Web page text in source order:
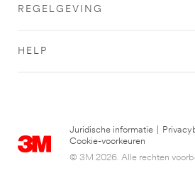
REGELGEVING
HELP
Juridische informatie
Cookie-voorkeuren
© 3M 2026. Alle rechten